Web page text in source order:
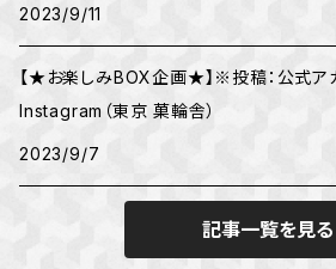
2023/9/11
【★お楽しみBOX企画★】※投稿：公式ア
Instagram（東京 菓輪舎）
2023/9/7
記事一覧を見る